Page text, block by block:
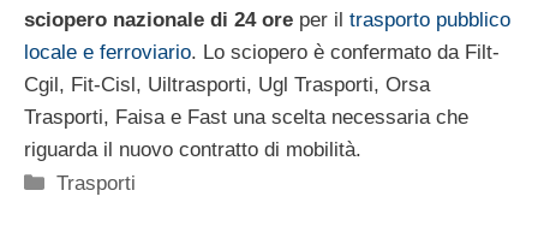
sciopero nazionale di 24 ore per il trasporto pubblico
locale e ferroviario. Lo sciopero è confermato da Filt-
Cgil, Fit-Cisl, Uiltrasporti, Ugl Trasporti, Orsa
Trasporti, Faisa e Fast una scelta necessaria che
riguarda il nuovo contratto di mobilità.
Categorie
Trasporti